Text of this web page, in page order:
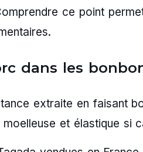
ce point
dans les
extraite en faisant
et élastique si